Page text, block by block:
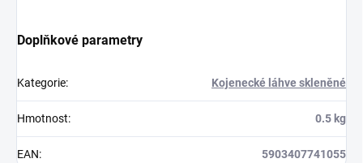
Doplňkové parametry
Kategorie: Kojenecké láhve skleněné
Hmotnost: 0.5 kg
EAN: 5903407741055